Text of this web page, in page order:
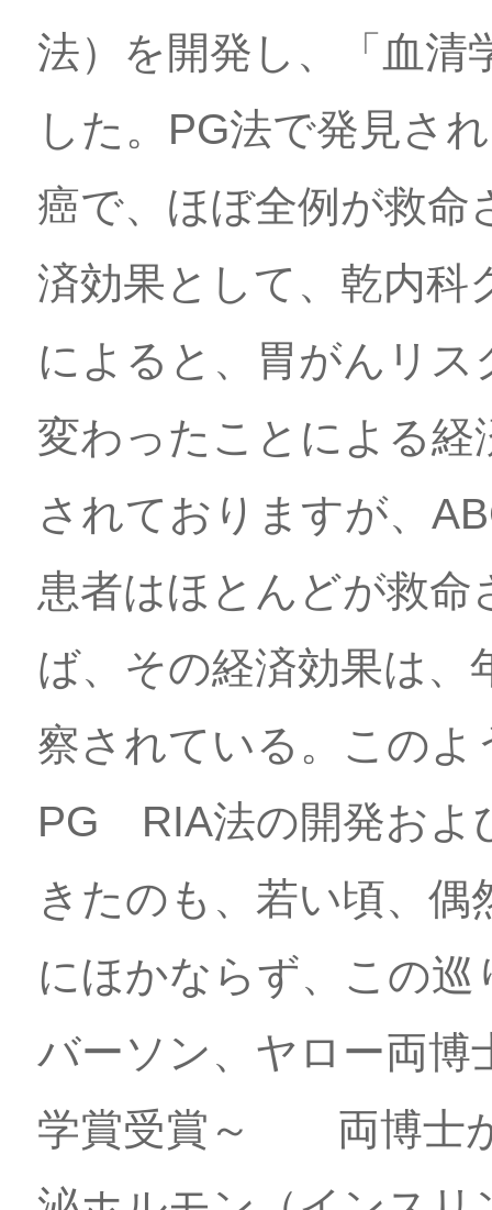
法）を開発し、「血清
した。PG法で発見さ
癌で、ほぼ全例が救
済効果として、乾内
によると、胃がんリス
変わったことによる経
されておりますが、
患者はほとんどが救
ば、その経済効果は、
察されている。この
PG RIA法の開発およ
きたのも、若い頃、
にほかならず、この
バーソン、ヤロー両博
学賞受賞～ 両博士が